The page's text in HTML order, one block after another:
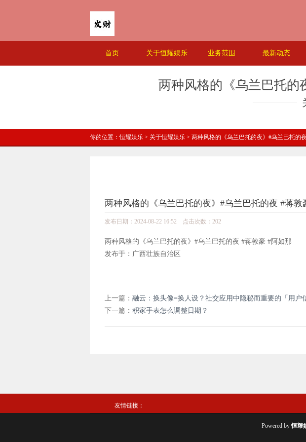
首页 关于恒耀娱乐 业务范围 最新动态
两种风格的《乌兰巴托的
你的位置：恒耀娱乐 > 关于恒耀娱乐 > 两种风格的《乌兰巴托的夜》#乌兰巴托的
两种风格的《乌兰巴托的夜》#乌兰巴托的夜 #蒋敦
发布日期：2024-08-22 16:52 点击次数：202
两种风格的《乌兰巴托的夜》#乌兰巴托的夜 #蒋敦豪 #阿如那
发布于：广西壮族自治区
上一篇： 融云：换头像=换人设？社交应用中隐秘而重要的「用户
下一篇： 积家手表怎么调整日期？
友情链接：
Powered by恒耀